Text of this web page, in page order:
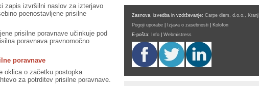
zapis izvršilni naslov za izterjavo
poenostavljene prisilne
prisilne poravnave učinkuje pod
poravnava pravnomočno
poravnave
oklica o začetku postopka
za potrditev prisilne poravnave.
Zasnova, izvedba in vzdrževanje: Carpe diem, d.o.o., Kranj
Pogoji uporabe
Izjava o zasebnosti
Kolofon
E-pošta:
Info Webmistress